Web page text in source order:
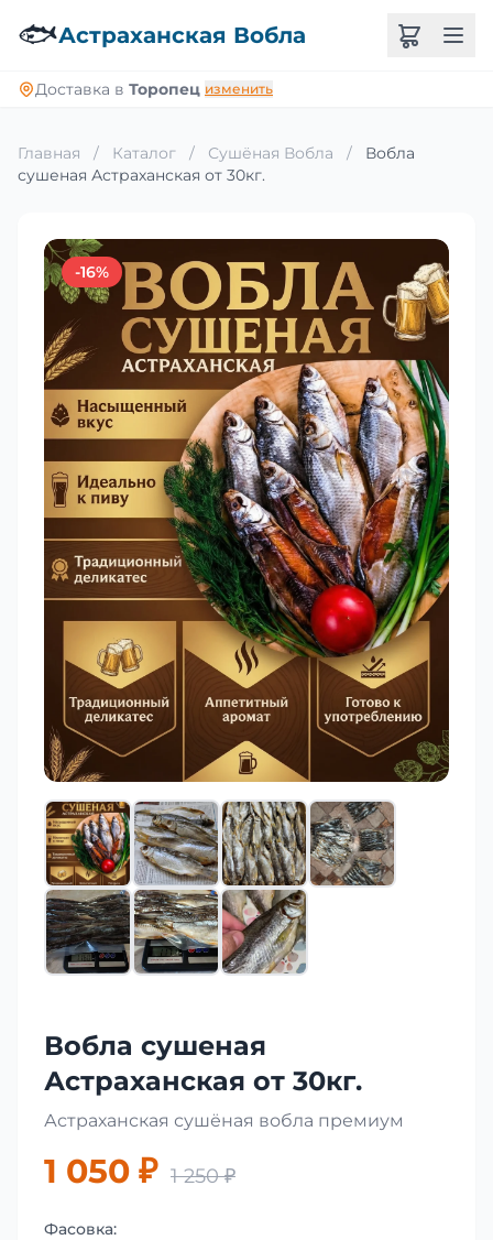
🐟Астраханская Вобла
Доставка в Торопец изменить
Главная / Каталог / Сушёная Вобла /
Вобла
сушеная Астраханская от 30кг.
-16%
Вобла сушеная
Астраханская от 30кг.
Астраханская сушёная вобла премиум
1 050 ₽ 1 250 ₽
Фасовка: